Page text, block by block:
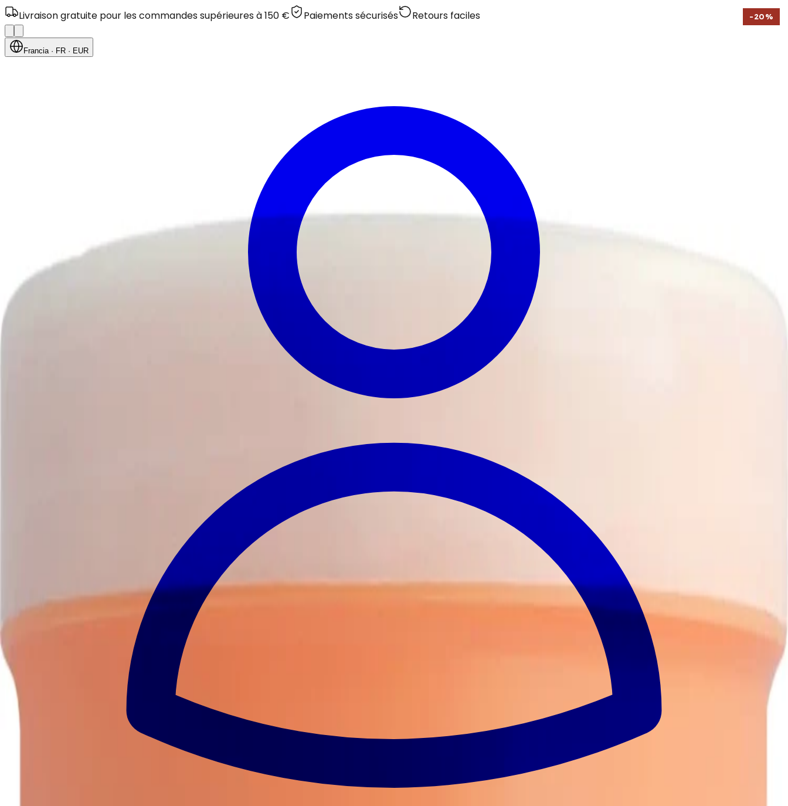
Livraison gratuite pour les commandes supérieures à 150 € Paiements sécurisés Retours faciles
Francia· FR · EUR
- 20 %